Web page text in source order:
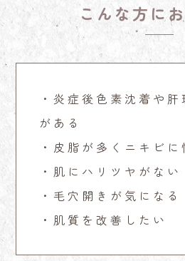
こんな方に
・炎症後色素沈着や
がある
・皮脂が多くニキビに
・肌にハリツヤがない
・毛穴開きが気になる
・肌質を改善したい